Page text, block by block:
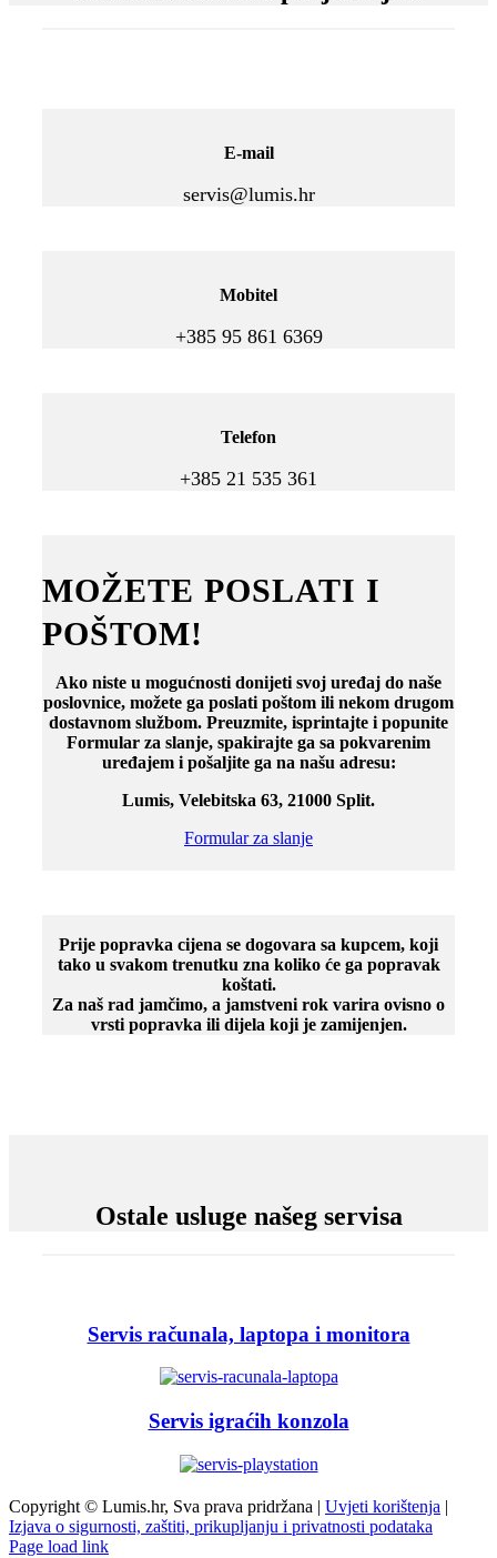
E-mail
servis@lumis.hr
Mobitel
+385 95 861 6369
Telefon
+385 21 535 361
MOŽETE POSLATI I
POŠTOM!
Ako niste u mogućnosti donijeti svoj uređaj do naše
poslovnice, možete ga poslati poštom ili nekom drugom
dostavnom službom. Preuzmite, isprintajte i popunite
Formular za slanje, spakirajte ga sa pokvarenim
uređajem i pošaljite ga na našu adresu:
Lumis, Velebitska 63, 21000 Split.
Formular za slanje
Prije popravka cijena se dogovara sa kupcem, koji
tako u svakom trenutku zna koliko će ga popravak
koštati.
Za naš rad jamčimo, a jamstveni rok varira ovisno o
vrsti popravka ili dijela koji je zamijenjen.
Ostale usluge našeg servisa
Servis računala, laptopa i monitora
Servis igraćih konzola
Copyright © Lumis.hr, Sva prava pridržana | Uvjeti korištenja |
Izjava o sigurnosti, zaštiti, prikupljanju i privatnosti podataka
Page load link